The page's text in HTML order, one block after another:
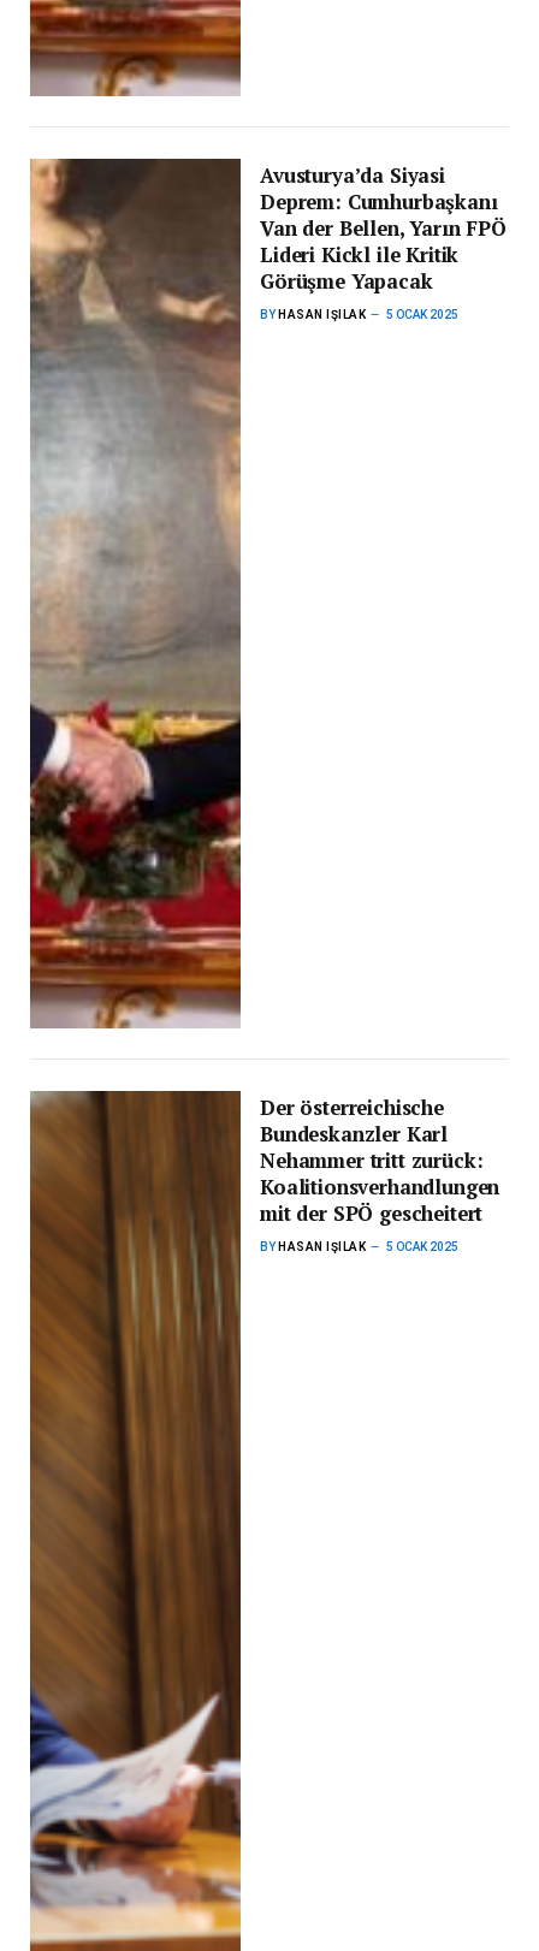
Avusturya’da Siyasi
Deprem: Cumhurbaşkanı
Van der Bellen, Yarın FPÖ
Lideri Kickl ile Kritik
Görüşme Yapacak
BY HASAN IŞILAK 5 OCAK 2025
Der österreichische
Bundeskanzler Karl
Nehammer tritt zurück:
Koalitionsverhandlungen
mit der SPÖ gescheitert
BY HASAN IŞILAK 5 OCAK 2025